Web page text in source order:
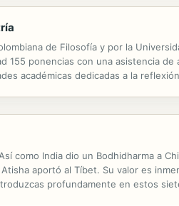
de Filosofía y por la
ponencias con una asistencia
académicas dedicadas a la
como India dio un Bodhidharma a
aportó al Tíbet. Su valor es
profundamente en estos